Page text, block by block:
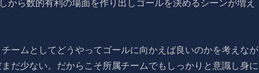
から数的有利の場面を作り出しゴールを決めるシーンが増え
ームとしてどうやってゴールに向かえば良いのかを考えなが
だ少ない。だからこそ所属チームでもしっかりと意識し身に